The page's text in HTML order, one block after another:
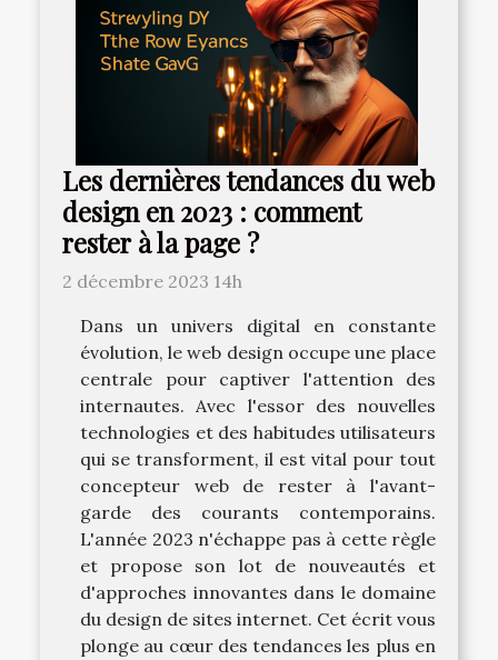
Les dernières tendances du web
design en 2023 : comment
rester à la page ?
2 décembre 2023 14h
Dans un univers digital en constante
évolution, le web design occupe une place
centrale pour captiver l'attention des
internautes. Avec l'essor des nouvelles
technologies et des habitudes utilisateurs
qui se transforment, il est vital pour tout
concepteur web de rester à l'avant-
garde des courants contemporains.
L'année 2023 n'échappe pas à cette règle
et propose son lot de nouveautés et
d'approches innovantes dans le domaine
du design de sites internet. Cet écrit vous
plonge au cœur des tendances les plus en